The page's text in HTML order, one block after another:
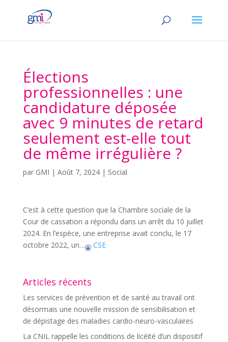
Élections
professionnelles : une
candidature déposée
avec 9 minutes de retard
seulement est-elle tout
de même irrégulière ?
par GMI | Août 7, 2024| Social
C’est à cette question que la Chambre sociale de la
Cour de cassation a répondu dans un arrêt du 10 juillet
2024. En l’espèce, une entreprise avait conclu, le 17
octobre 2022, un…
CSE
Articles récents
Les services de prévention et de santé au travail ont
désormais une nouvelle mission de sensibilisation et
de dépistage des maladies cardio-neuro-vasculaires
La CNIL rappelle les conditions de licéité d’un dispositif